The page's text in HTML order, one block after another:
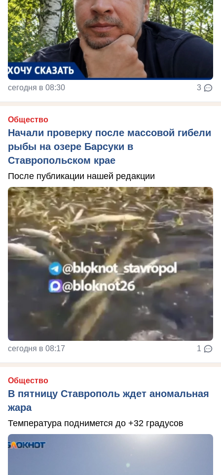
сегодня в 08:30 3
Общество
Начали проверку после массовой гибели
рыбы на озере Барсуки в
Ставропольском крае
После публикации нашей редакции
сегодня в 08:17 1
Общество
В пятницу Ставрополь ждет аномальная
жара
Температура поднимется до +32 градусов